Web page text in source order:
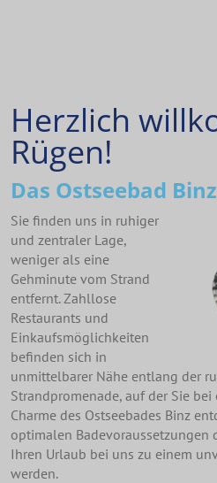
Herzlich
Rügen!
Das Ostseebad
Sie finden uns in ruhiger
und zentraler Lage,
weniger als eine
Gehminute vom Strand
entfernt. Zahllose
Restaurants und
Einkaufsmöglichkeiten
befinden sich in
unmittelbarer Nähe entlang der
Strandpromenade, auf der Sie
Charme des Ostseebades Binz
optimalen Badevoraussetzungen
Ihren Urlaub bei uns zu einem
werden.